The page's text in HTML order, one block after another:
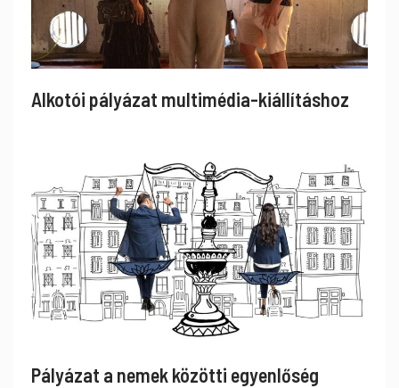
Alkotói pályázat multimédia-kiállításhoz
Pályázat a nemek közötti egyenlőség